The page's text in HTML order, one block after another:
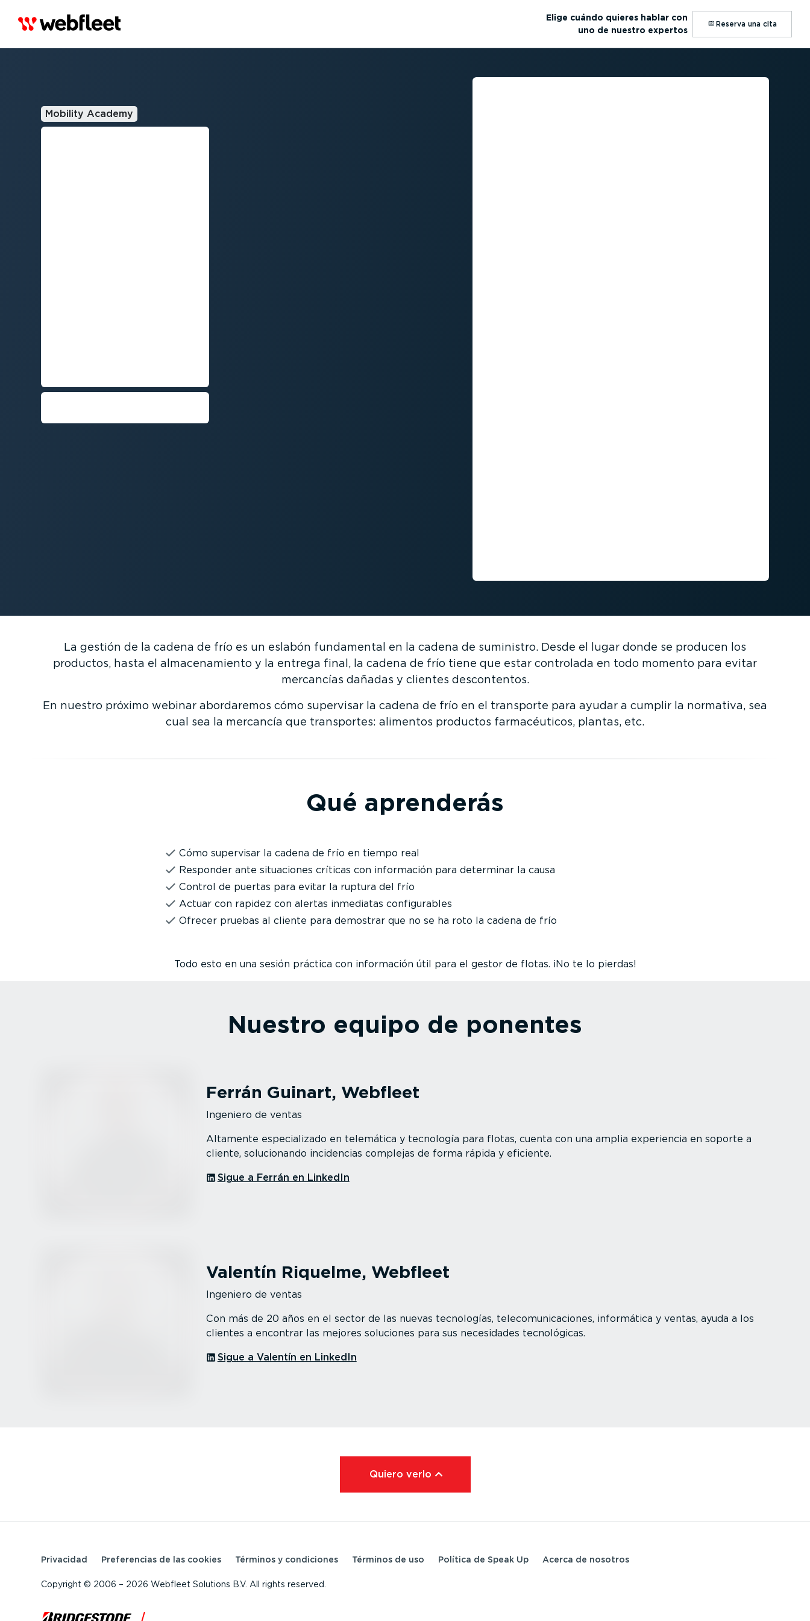
Elige cuándo quieres hablar con
uno de nuestro expertos
⁠Reserva una cita
Mobility Academy
ASEGURA
La gestión de la cadena de frío es un eslabón fundamental en la cadena de suministro. Desde el lugar donde se producen los
productos, hasta el almacenamiento y la entrega final, la cadena de frío tiene que estar controlada en todo momento para evitar
mercancías dañadas y clientes descontentos.
En nuestro próximo webinar abordaremos cómo supervisar la cadena de frío en el transporte para ayudar a cumplir la normativa, sea
cual sea la mercancía que transportes: alimentos productos farmacéuticos, plantas, etc.
Qué aprenderás
Cómo supervisar la cadena de frío en tiempo real
Responder ante situaciones críticas con información para determinar la causa
Control de puertas para evitar la ruptura del frío
Actuar con rapidez con alertas inmediatas configurables
Ofrecer pruebas al cliente para demostrar que no se ha roto la cadena de frío
Todo esto en una sesión práctica con información útil para el gestor de flotas. ¡No te lo pierdas!
Nuestro equipo de ponentes
Ferrán Guinart, Webfleet
Ingeniero de ventas
Altamente especializado en telemática y tecnología para flotas, cuenta con una amplia experiencia en soporte a
cliente, solucionando incidencias complejas de forma rápida y eficiente.
Sigue a Ferrán en LinkedIn
Valentín Riquelme, Webfleet
Ingeniero de ventas
Con más de 20 años en el sector de las nuevas tecnologías, telecomunicaciones, informática y ventas, ayuda a los
clientes a encontrar las mejores soluciones para sus necesidades tecnológicas.
Sigue a Valentín en LinkedIn
Quiero verlo⁠
Privacidad Prefe­rencias de las cookies Términos y condiciones Términos de uso Política de Speak Up Acerca de nosotros
Copyright © 2006 – 2026 Webfleet Solutions B.V. All rights reserved.